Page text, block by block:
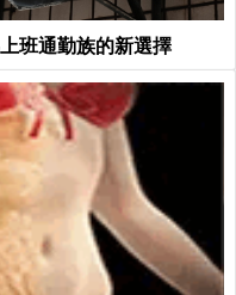
班通勤族的新選擇